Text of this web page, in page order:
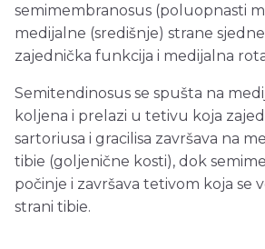
semimembranosus (poluopnasti
medijalne (središnje) strane
zajednička funkcija i medijalna
Semitendinosus se spušta na
koljena i prelazi u tetivu koja
sartoriusa i gracilisa završava na
tibie (goljenične kosti), dok
počinje i završava tetivom koja se
strani tibie.